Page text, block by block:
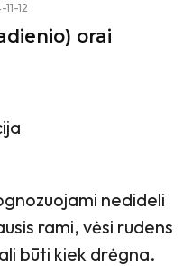
12
orai
nedideli
rami, vėsi rudens
būti kiek drėgna.